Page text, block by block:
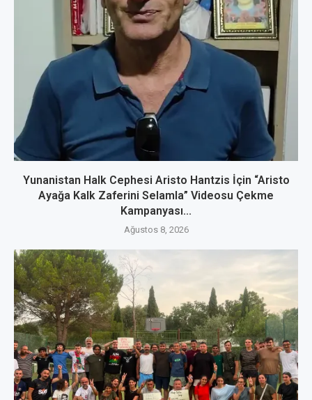
Yunanistan Halk Cephesi Aristo Hantzis İçin “Aristo
Ayağa Kalk Zaferini Selamla” Videosu Çekme
Kampanyası...
Ağustos 8, 2026